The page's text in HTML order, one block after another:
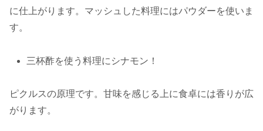
に仕上がります。マッシュした料理にはパウダーを使いま
す。
三杯酢を使う料理にシナモン！
ピクルスの原理です。甘味を感じる上に食卓には香りが広
がります。